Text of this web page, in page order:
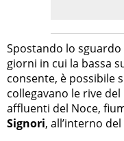
Spostando lo
giorni in cui la bassa
consente, è possibile
collegavano le rive del
affluenti del Noce,
Signori, all’interno del